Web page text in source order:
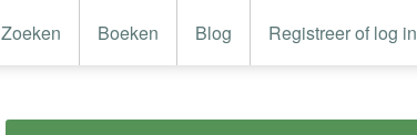
Zoeken Boeken Blog Registreer of log in